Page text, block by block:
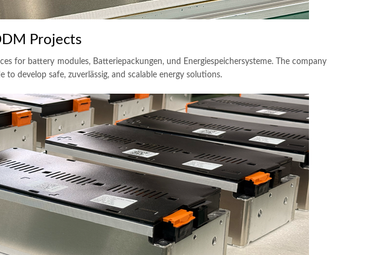
Projects
for battery modules, Batteriepackungen, und Energiespeichersysteme.
The company
to develop safe, zuverlässig, and scalable energy solutions.